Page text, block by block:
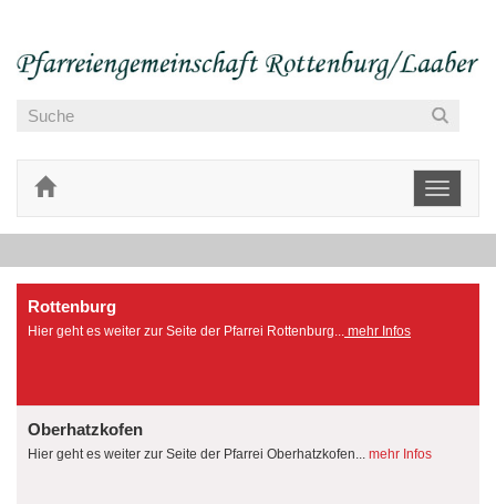
Toggle
Rottenburg
Hier geht es weiter zur Seite der Pfarrei Rottenburg... mehr Infos
Oberhatzkofen
Hier geht es weiter zur Seite der Pfarrei Oberhatzkofen... mehr Infos